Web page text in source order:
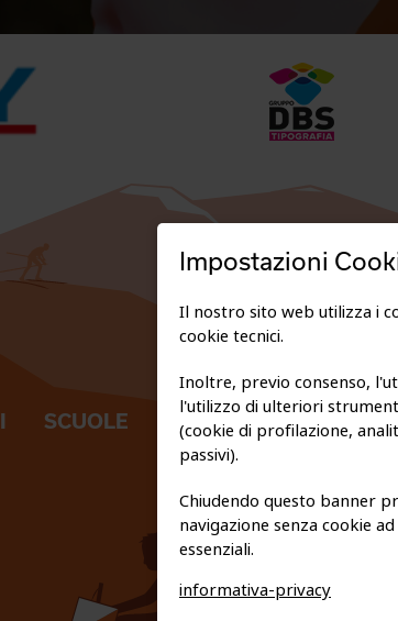
SCUOLE
FEDERAZIONE
PRIVACY E
Impostazioni
Il nostro sito web utilizza i
cookie tecnici.
Inoltre, previo consenso,
l'utilizzo di ulteriori
(cookie di profilazione,
passivi).
Chiudendo questo banner
navigazione senza cookie
essenziali.
informativa-privacy